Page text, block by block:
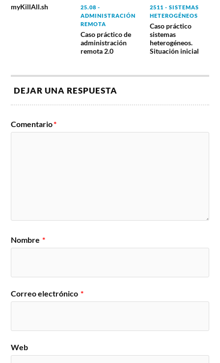
myKillAll.sh
25.08 -
ADMINISTRACIÓN
REMOTA
Caso práctico de
administración
remota 2.0
2511 - SISTEMAS
HETEROGÉNEOS
Caso práctico
sistemas
heterogéneos.
Situación inicial
DEJAR UNA RESPUESTA
Comentario*
Nombre *
Correo electrónico *
Web